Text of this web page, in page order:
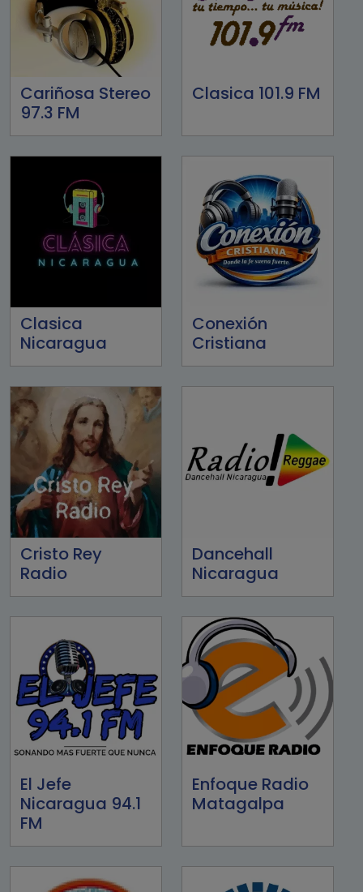
Cariñosa Stereo
97.3 FM
Clasica 101.9 FM
Clasica
Nicaragua
Conexión
Cristiana
Cristo Rey
Radio
Dancehall
Nicaragua
El Jefe
Nicaragua 94.1
FM
Enfoque Radio
Matagalpa